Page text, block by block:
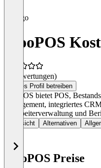
WooPOS
(0 Bewertungen)
Dieses Profil betreiben
WooPOS bietet POS,
Management, integriertes
Mitarbeiterverwaltung und
Übersicht Alternativen
WooPOS Preise